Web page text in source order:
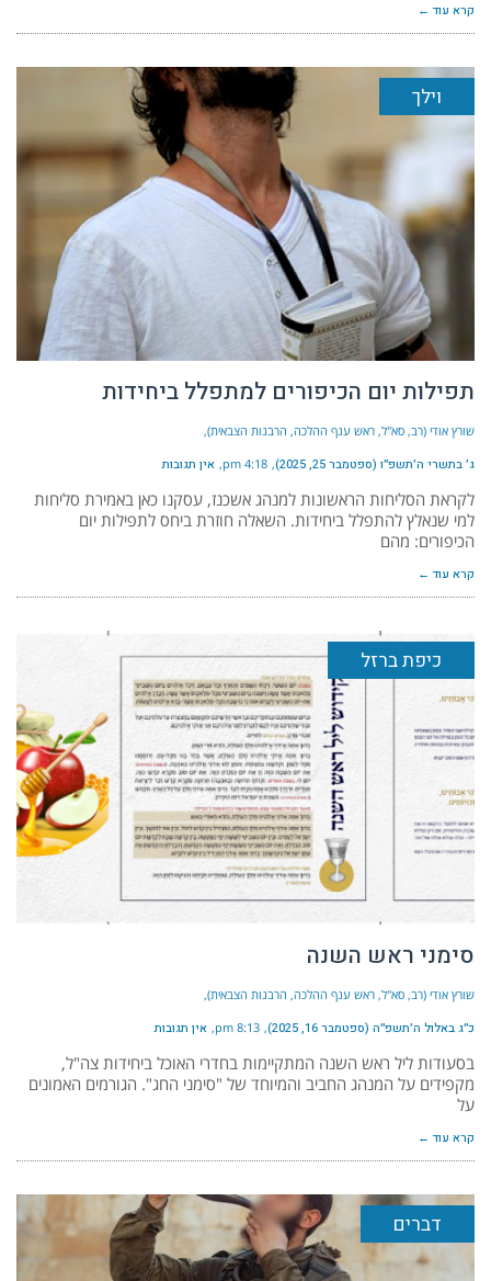
קרא עוד ←
וילך
תפילות יום הכיפורים למתפלל ביחידות
שורץ אודי (רב, סא"ל, ראש ענף ההלכה, הרבנות הצבאית)
ג׳ בתשרי ה׳תשפ״ו (ספטמבר 25, 2025) 4:18 pm אין תגובות
לקראת הסליחות הראשונות למנהג אשכנז, עסקנו כאן באמירת סליחות
למי שנאלץ להתפלל ביחידות. השאלה חוזרת ביחס לתפילות יום
הכיפורים: מהם
קרא עוד ←
כיפת ברזל
סימני ראש השנה
שורץ אודי (רב, סא"ל, ראש ענף ההלכה, הרבנות הצבאית)
כ״ג באלול ה׳תשפ״ה (ספטמבר 16, 2025) 8:13 pm אין תגובות
בסעודות ליל ראש השנה המתקיימות בחדרי האוכל ביחידות צה"ל,
מקפידים על המנהג החביב והמיוחד של "סימני החג". הגורמים האמונים
על
קרא עוד ←
דברים